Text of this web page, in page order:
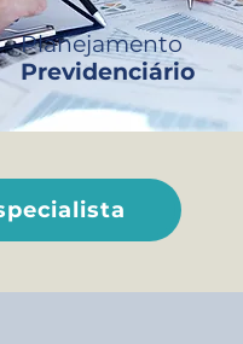
Planejamento
Previdenciário